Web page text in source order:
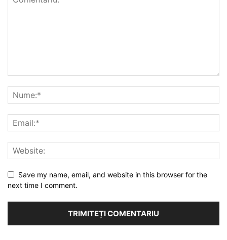
Save my name, email, and website in this browser for the
next time I comment.